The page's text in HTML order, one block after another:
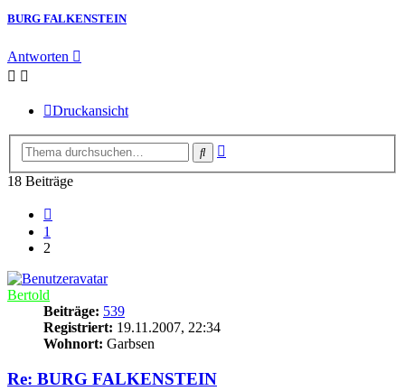
BURG FALKENSTEIN
Antworten
Druckansicht
Suche
18 Beiträge
1
2
Bertold
Beiträge: 539
Registriert: 19.11.2007, 22:34
Wohnort: Garbsen
Re: BURG FALKENSTEIN